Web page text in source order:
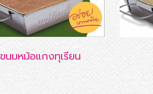
ขนมหม้อแกงทุเรียน